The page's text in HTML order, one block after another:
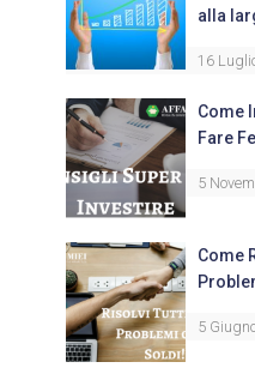
alla
16
Come
Fare
5
Come
5